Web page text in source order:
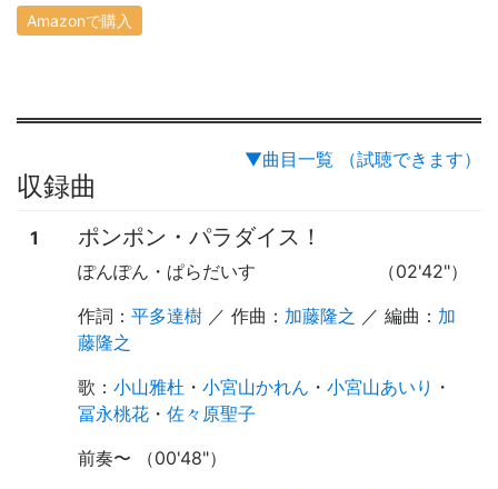
Amazonで購入
▼曲目一覧 （試聴できます）
収録曲
1 ポンポン・パラダイス！
（02'42"）
ぽんぽん・ぱらだいす
作詞： 平多達樹 ／ 作曲： 加藤隆之 ／ 編曲： 加
藤隆之
歌 ： 小山雅杜 ・ 小宮山かれん ・ 小宮山あいり ・
冨永桃花 ・ 佐々原聖子
前奏〜 （00'48"）